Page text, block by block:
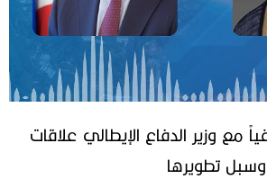
مع وزير الدفاع الإيطالي علاقات
تطويرها